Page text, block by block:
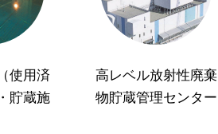
使用済
貯蔵施
高レベル放射性廃棄
物貯蔵管理センター